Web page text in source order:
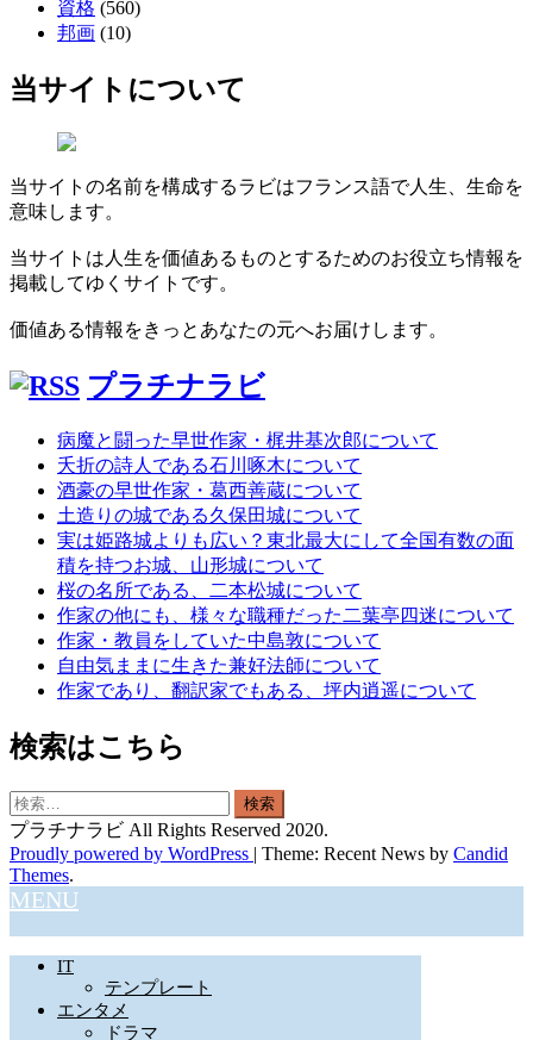
資格 (560)
邦画 (10)
当サイトについて
当サイトの名前を構成するラビはフランス語で人生、生命を
意味します。
当サイトは人生を価値あるものとするためのお役立ち情報を
掲載してゆくサイトです。
価値ある情報をきっとあなたの元へお届けします。
プラチナラビ
病魔と闘った早世作家・梶井基次郎について
夭折の詩人である石川啄木について
酒豪の早世作家・葛西善蔵について
土造りの城である久保田城について
実は姫路城よりも広い？東北最大にして全国有数の面
積を持つお城、山形城について
桜の名所である、二本松城について
作家の他にも、様々な職種だった二葉亭四迷について
作家・教員をしていた中島敦について
自由気ままに生きた兼好法師について
作家であり、翻訳家でもある、坪内逍遥について
検索はこちら
検
索:
プラチナラビ All Rights Reserved 2020.
Proudly powered by WordPress | Theme: Recent News by Candid
Themes.
MENU
IT
テンプレート
エンタメ
ドラマ